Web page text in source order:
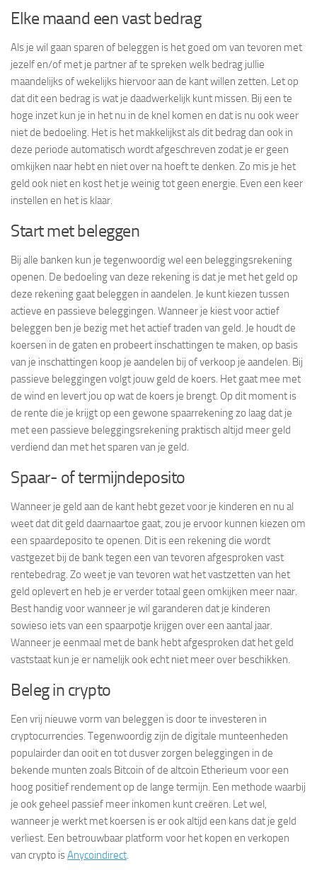
Elke maand een vast bedrag
Als je wil gaan sparen of beleggen is het goed om van tevoren met
jezelf en/of met je partner af te spreken welk bedrag jullie
maandelijks of wekelijks hiervoor aan de kant willen zetten. Let op
dat dit een bedrag is wat je daadwerkelijk kunt missen. Bij een te
hoge inzet kun je in het nu in de knel komen en dat is nu ook weer
niet de bedoeling. Het is het makkelijkst als dit bedrag dan ook in
deze periode automatisch wordt afgeschreven zodat je er geen
omkijken naar hebt en niet over na hoeft te denken. Zo mis je het
geld ook niet en kost het je weinig tot geen energie. Even een keer
instellen en het is klaar.
Start met beleggen
Bij alle banken kun je tegenwoordig wel een beleggingsrekening
openen. De bedoeling van deze rekening is dat je met het geld op
deze rekening gaat beleggen in aandelen. Je kunt kiezen tussen
actieve en passieve beleggingen. Wanneer je kiest voor actief
beleggen ben je bezig met het actief traden van geld. Je houdt de
koersen in de gaten en probeert inschattingen te maken, op basis
van je inschattingen koop je aandelen bij of verkoop je aandelen. Bij
passieve beleggingen volgt jouw geld de koers. Het gaat mee met
de wind en levert jou op wat de koers je brengt. Op dit moment is
de rente die je krijgt op een gewone spaarrekening zo laag dat je
met een passieve beleggingsrekening praktisch altijd meer geld
verdiend dan met het sparen van je geld.
Spaar- of termijndeposito
Wanneer je geld aan de kant hebt gezet voor je kinderen en nu al
weet dat dit geld daarnaartoe gaat, zou je ervoor kunnen kiezen om
een spaardeposito te openen. Dit is een rekening die wordt
vastgezet bij de bank tegen een van tevoren afgesproken vast
rentebedrag. Zo weet je van tevoren wat het vastzetten van het
geld oplevert en heb je er verder totaal geen omkijken meer naar.
Best handig voor wanneer je wil garanderen dat je kinderen
sowieso iets van een spaarpotje krijgen over een aantal jaar.
Wanneer je eenmaal met de bank hebt afgesproken dat het geld
vaststaat kun je er namelijk ook echt niet meer over beschikken.
Beleg in crypto
Een vrij nieuwe vorm van beleggen is door te investeren in
cryptocurrencies. Tegenwoordig zijn de digitale munteenheden
populairder dan ooit en tot dusver zorgen beleggingen in de
bekende munten zoals Bitcoin of de altcoin Etherieum voor een
hoog positief rendement op de lange termijn. Een methode waarbij
je ook geheel passief meer inkomen kunt creëren. Let wel,
wanneer je werkt met koersen is er ook altijd een kans dat je geld
verliest. Een betrouwbaar platform voor het kopen en verkopen
van crypto isAnycoindirect.